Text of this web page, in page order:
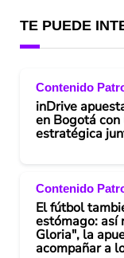
TE PUEDE
Contenido
inDrive
en Bogotá con
estratégica
Contenido
El fútbol
estómago: así
Gloria", la
acompañar a